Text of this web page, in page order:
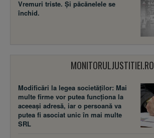
Vremuri triste. Şi păcănelele se
închid.
MONITORULJUSTITIEI.RO
Modificări la legea societăţilor: Mai
multe firme vor putea funcţiona la
aceeaşi adresă, iar o persoană va
putea fi asociat unic în mai multe
SRL